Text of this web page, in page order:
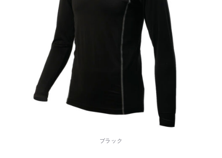
ブラック